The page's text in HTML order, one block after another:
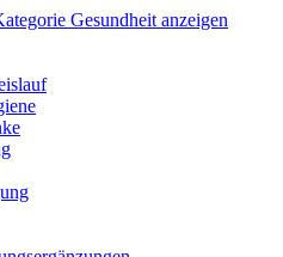
Gesundheit anzeigen